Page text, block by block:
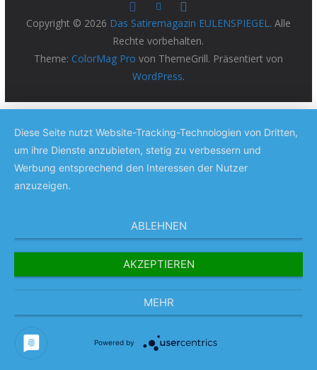
Copyright © 2026 Das Satiremagazin EULENSPIEGEL . Alle
Rechte vorbehalten.
Theme: ColorMag Pro von ThemeGrill. Präsentiert von
WordPress.
Diese Seite nutzt Website-Tracking-Technologien von Dritten,
um ihre Dienste anzubieten, stetig zu verbessern und
Werbung entsprechend den Interessen der Nutzer
anzuzeigen.
ABLEHNEN
AKZEPTIEREN
MEHR
Powered by